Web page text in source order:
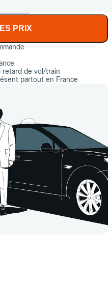
PRIX
retard de vol/train
partout en France